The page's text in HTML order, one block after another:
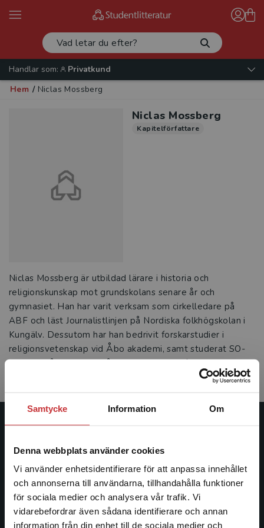
Samtycke Information Om
Denna webbplats använder cookies
Vi använder enhetsidentifierare för att anpassa innehållet
och annonserna till användarna, tillhandahålla funktioner
för sociala medier och analysera vår trafik. Vi
vidarebefordrar även sådana identifierare och annan
information från din enhet till de sociala medier och
Begränsad fraktregion
Handlar som:
Privatkund
Hem / Niclas Mossberg
Niclas Mossberg
Kapitelförfattare
Niclas Mossberg är utbildad lärare i historia och
religionskunskap mot grundskolans senare år och
gymnasiet. Han har varit verksam som cirkelledare på
ABF och läst Journalistlinjen på Nordiska folkhögskolan i
Kungälv. Dessutom har han bedrivit forskarstudier i
religionsvetenskap vid Åbo akademi, samt studerat SO-
didaktik på magisternivå vid Institutionen för didaktik och
pedagogisk profession vid Göteborgs universitet.
Studentlitteratur grundades 1963 och är idag Sveriges
ledande utbildningsförlag. Med läromedel, kurslitteratur,
facklitteratur, utbildningar och digitala
informationstjänster i utbudet, finns Studentlitteratur med
längs hela kunskapsresan.